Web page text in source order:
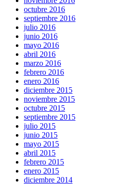
octubre 2016
septiembre 2016
julio 2016
junio 2016
mayo 2016
abril 2016
marzo 2016
febrero 2016
enero 2016
diciembre 2015
noviembre 2015
octubre 2015
septiembre 2015
julio 2015
junio 2015
mayo 2015
abril 2015
febrero 2015
enero 2015
diciembre 2014